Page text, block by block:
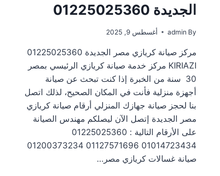
الجديدة 01225025360
By
admin أغسطس 9, 2025
مركز صيانة كريازي مصر الجديدة 01225025360
KIRIAZI مركز خدمة صيانة كريازي الرئيسي بمصر
30 سنة من الخبرة إذا كنت تبحث عن صيانة
أجهزة منزلية فأنت في المكان الصحيح، لذلك اتصل
بنا لحجز صيانة جهازك المنزلي أرقام صيانة كريازي
مصر الجديدة إتصل الآن ليصلكم مهندس الصيانة
على الأرقام التالية : 01225025360
01014723434 01127571696 01200373234
صيانة غسالات كريازي مصر…